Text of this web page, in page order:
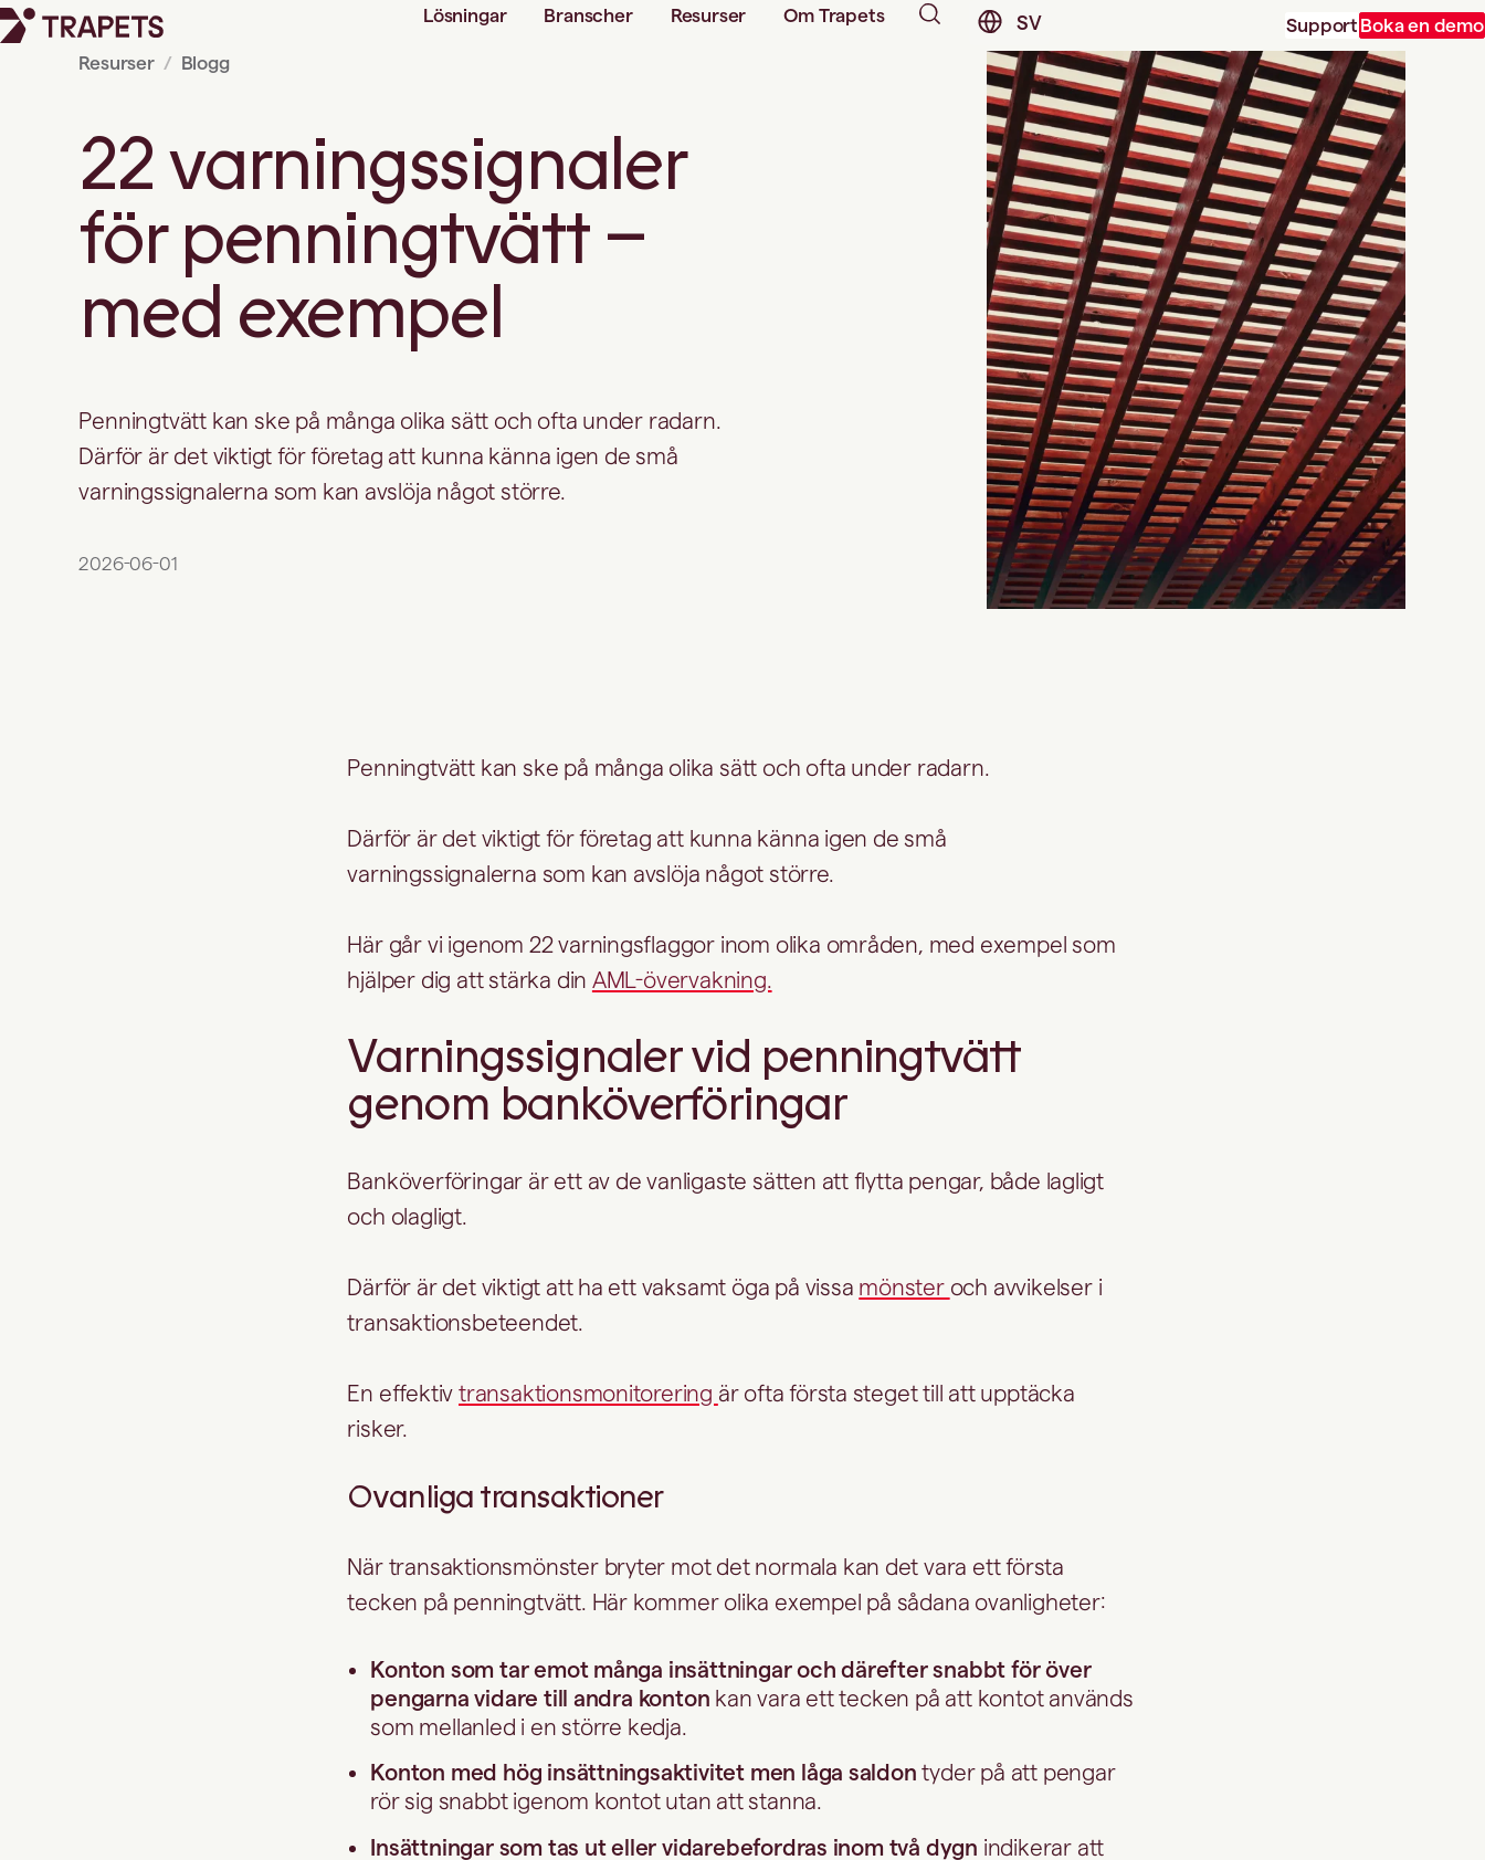
Lösningar Branscher Resurser Om Trapets SV Support Boka en demo
Resurser
Blogg
22 varningssignaler
för penningtvätt –
med exempel
Penningtvätt kan ske på många olika sätt och ofta under radarn.
Därför är det viktigt för företag att kunna känna igen de små
varningssignalerna som kan avslöja något större.
2026-06-01
Penningtvätt kan ske på många olika sätt och ofta under radarn.
Därför är det viktigt för företag att kunna känna igen de små
varningssignalerna som kan avslöja något större.
Här går vi igenom 22 varningsflaggor inom olika områden, med exempel som
hjälper dig att stärka din AML-övervakning.
Varningssignaler vid penningtvätt
genom banköverföringar
Banköverföringar är ett av de vanligaste sätten att flytta pengar, både lagligt
och olagligt.
Därför är det viktigt att ha ett vaksamt öga på vissa mönster och avvikelser i
transaktionsbeteendet.
En effektiv transaktionsmonitorering är ofta första steget till att upptäcka
risker.
Ovanliga transaktioner
När transaktionsmönster bryter mot det normala kan det vara ett första
tecken på penningtvätt. Här kommer olika exempel på sådana ovanligheter:
Konton som tar emot många insättningar och därefter snabbt för över
pengarna vidare till andra konton kan vara ett tecken på att kontot används
som mellanled i en större kedja.
Konton med hög insättningsaktivitet men låga saldon tyder på att pengar
rör sig snabbt igenom kontot utan att stanna.
Insättningar som tas ut eller vidarebefordras inom två dygn indikerar att